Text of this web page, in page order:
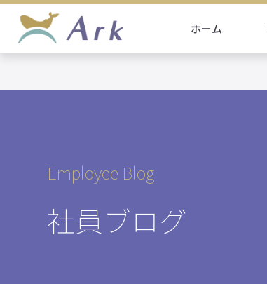
ホーム
Employee Blog
社員ブログ